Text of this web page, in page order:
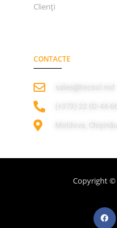
Clienți
CONTACTE
sales@tecsol.md
‎(+373) 22 02-44-
Moldova,
Copyright ©